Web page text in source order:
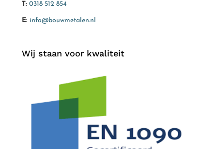
T: 0318 512 854
E: info@bouwmetalen.nl
Wij staan voor kwaliteit